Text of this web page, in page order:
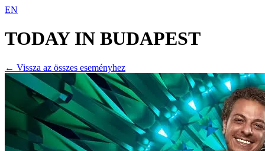
EN
TODAY IN BUDAPEST
← Vissza az összes eseményhez